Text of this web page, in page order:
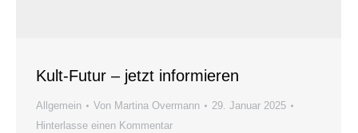
Kult-Futur – jetzt informieren
Allgemein Von Martina Overmann
29. Januar 2025
Hinterlasse einen Kommentar